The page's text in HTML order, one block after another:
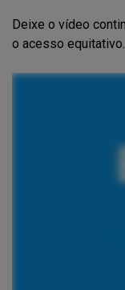
Deixe o vídeo
o acesso equitativo.